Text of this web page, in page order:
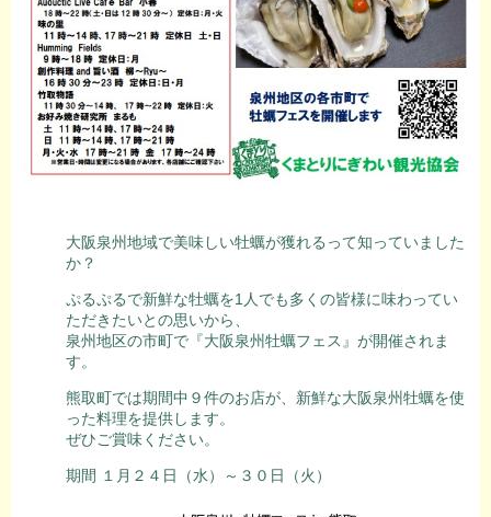
大阪泉州地域で美味しい牡蠣が獲れるって知っていました
か？
ぷるぷるで新鮮な牡蠣を1人でも多くの皆様に味わってい
ただきたいとの思いから、
泉州地区の市町で『大阪泉州牡蠣フェス』が開催されま
す。
熊取町では期間中９件のお店が、新鮮な大阪泉州牡蠣を使
った料理を提供します。
ぜひご賞味ください。
期間 １月２４日（水）～３０日（火）